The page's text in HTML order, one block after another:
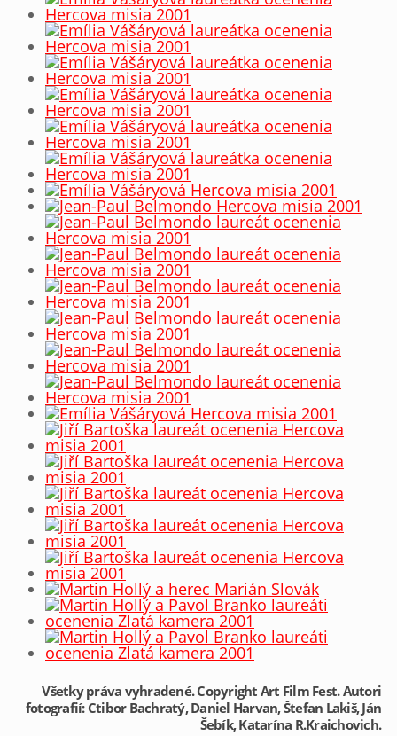
Všetky práva vyhradené. Copyright Art Film Fest. Autori
fotografií: Ctibor Bachratý, Daniel Harvan, Štefan Lakiš, Ján
Šebík, Katarína R.Kraichovich.